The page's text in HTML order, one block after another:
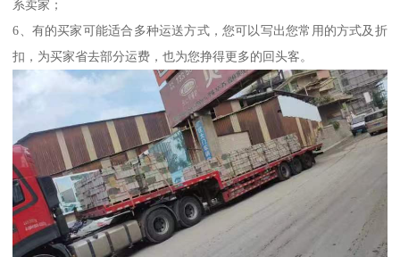
系卖家；
6、有的买家可能适合多种运送方式，您可以写出您常用的方式及折
扣，为买家省去部分运费，也为您挣得更多的回头客。